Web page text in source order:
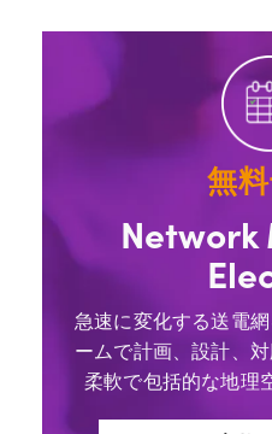
無
急速に変化する送電
ームで計画、設計、
柔軟で包括的な地理